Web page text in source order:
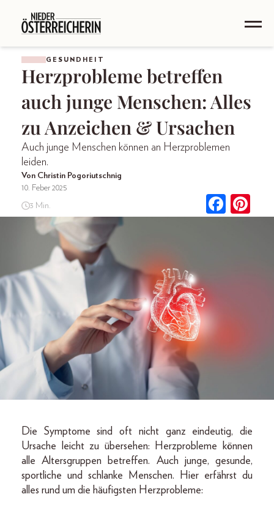
GESUNDHEIT
Herzprobleme betreffen
auch junge Menschen: Alles
zu Anzeichen & Ursachen
Auch junge Menschen können an Herzproblemen
leiden.
Von Christin Pogoriutschnig
10. Feber 2025
3 Min.
Die Symptome sind oft nicht ganz eindeutig, die
Ursache leicht zu übersehen: Herzprobleme können
alle Altersgruppen betreffen. Auch junge, gesunde,
sportliche und schlanke Menschen. Hier erfährst du
alles rund um die häufigsten Herzprobleme: